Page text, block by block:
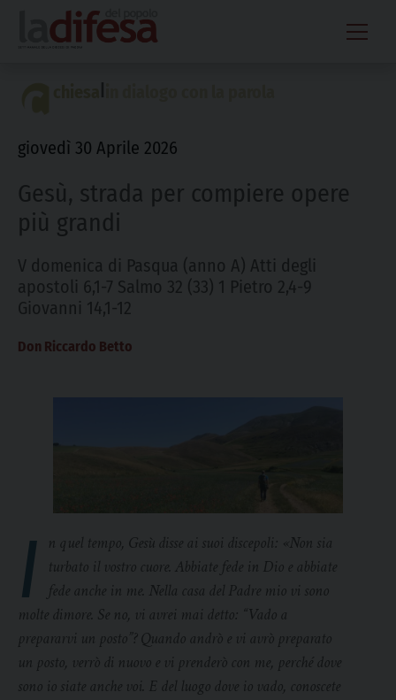
content
giovedì 30 Aprile 2026
Gesù, strada per compiere opere
più grandi
V domenica di Pasqua (anno A) Atti degli
apostoli 6,1-7 Salmo 32 (33) 1 Pietro 2,4-9
Giovanni 14,1-12
Don Riccardo Betto
I
n quel tempo, Gesù disse ai suoi discepoli: «Non sia
turbato il vostro cuore. Abbiate fede in Dio e abbiate
fede anche in me. Nella casa del Padre mio vi sono
molte dimore. Se no, vi avrei mai detto: “Vado a
prepararvi un posto”? Quando andrò e vi avrò preparato
un posto, verrò di nuovo e vi prenderò con me, perché dove
sono io siate anche voi. E del luogo dove io vado, conoscete